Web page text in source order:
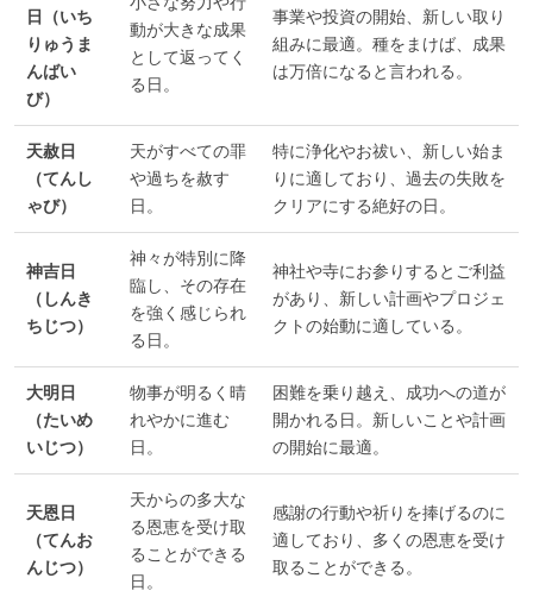
日（いち
りゅうま
んばい
び）
動が大きな成果
として返ってく
る日。
事業や投資の開始、新しい取り
組みに最適。種をまけば、成果
は万倍になると言われる。
天赦日
（てんし
ゃび）
天がすべての罪
や過ちを赦す
日。
特に浄化やお祓い、新しい始ま
りに適しており、過去の失敗を
クリアにする絶好の日。
神吉日
（しんき
ちじつ）
神々が特別に降
臨し、その存在
を強く感じられ
る日。
神社や寺にお参りするとご利益
があり、新しい計画やプロジェ
クトの始動に適している。
大明日
（たいめ
いじつ）
物事が明るく晴
れやかに進む
日。
困難を乗り越え、成功への道が
開かれる日。新しいことや計画
の開始に最適。
天恩日
（てんお
んじつ）
天からの多大な
る恩恵を受け取
ることができる
日。
感謝の行動や祈りを捧げるのに
適しており、多くの恩恵を受け
取ることができる。